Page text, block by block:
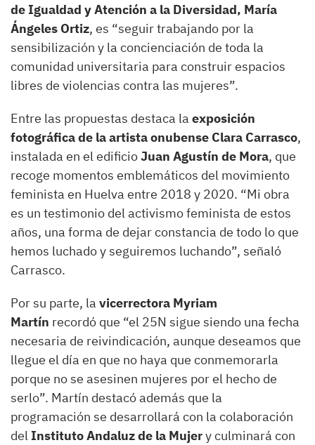
de Igualdad y Atención a la Diversidad, María
Ángeles Ortiz, es “seguir trabajando por la
sensibilización y la concienciación de toda la
comunidad universitaria para construir espacios
libres de violencias contra las mujeres”.
Entre las propuestas destaca la exposición
fotográfica de la artista onubense Clara Carrasco,
instalada en el edificioJuan Agustín de Mora, que
recoge momentos emblemáticos del movimiento
feminista en Huelva entre 2018 y 2020. “Mi obra
es un testimonio del activismo feminista de estos
años, una forma de dejar constancia de todo lo que
hemos luchado y seguiremos luchando”, señaló
Carrasco.
Por su parte, la vicerrectora Myriam
Martín recordó que “el 25N sigue siendo una fecha
necesaria de reivindicación, aunque deseamos que
llegue el día en que no haya que conmemorarla
porque no se asesinen mujeres por el hecho de
serlo”. Martín destacó además que la
programación se desarrollará con la colaboración
del Instituto Andaluz de la Mujery culminará con